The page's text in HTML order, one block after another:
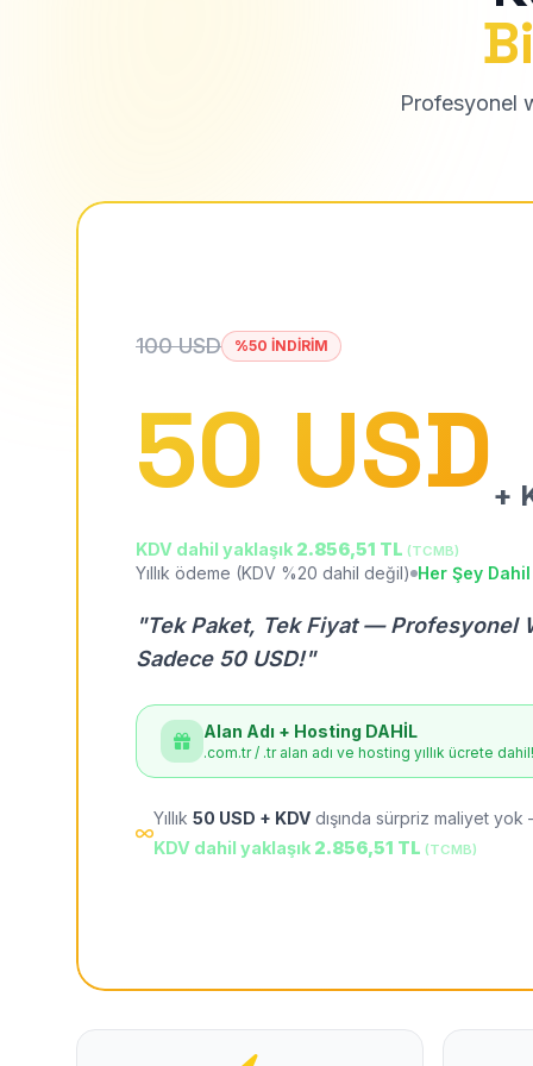
Profesyonel
100 USD %50 İNDİRİM
50 USD +
KDV dahil yaklaşık 2.856,51 TL (TCMB)
Yıllık ödeme (KDV %20 dahil değil) Her Şey Dahil
"Tek Paket, Tek Fiyat — Profesyonel
Sadece 50 USD!"
Alan Adı + Hosting DAHİL
.com.tr / .tr alan adı ve hosting yıllık ücrete dahil!
Yıllık 50 USD + KDV dışında sürpriz maliyet
KDV dahil yaklaşık 2.856,51 TL (TCMB)